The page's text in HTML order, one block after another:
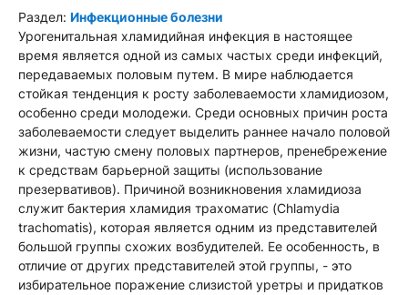
Раздел: Инфекционные болезни
Урогенитальная хламидийная инфекция в настоящее
время является одной из самых частых среди инфекций,
передаваемых половым путем. В мире наблюдается
стойкая тенденция к росту заболеваемости хламидиозом,
особенно среди молодежи. Среди основных причин роста
заболеваемости следует выделить раннее начало половой
жизни, частую смену половых партнеров, пренебрежение
к средствам барьерной защиты (использование
презервативов). Причиной возникновения хламидиоза
служит бактерия хламидия трахоматис (Chlamydia
trachomatis), которая является одним из представителей
большой группы схожих возбудителей. Ее особенность, в
отличие от других представителей этой группы, - это
избирательное поражение слизистой уретры и придатков